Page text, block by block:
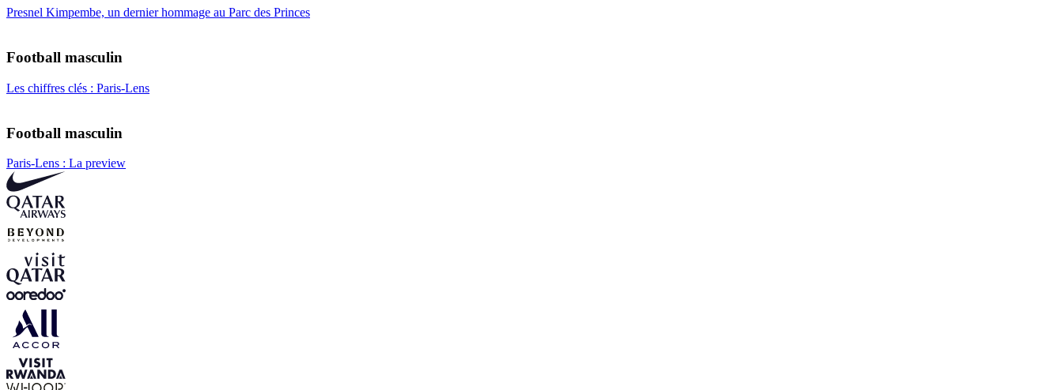
Presnel Kimpembe, un dernier hommage au Parc des Princes
Football masculin
Les chiffres clés : Paris-Lens
Football masculin
Paris-Lens : La preview